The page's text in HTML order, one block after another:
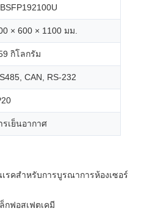
× 600 × 1100 มม.
กิโลกรัม
CAN, RS-232
รเย็นอากาศ
รคสําหรับการบูรณาการห้องเซอร์
กฟอสเฟตเคมี